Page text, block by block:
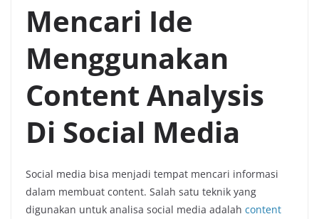
Mencari Ide
Menggunakan
Content Analysis
Di Social Media
Social media bisa menjadi tempat mencari informasi
dalam membuat content. Salah satu teknik yang
digunakan untuk analisa social media adalah content